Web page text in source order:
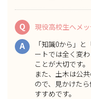
Q 現役高校生へメ
A
「知識0から」
ートでは全く変
ことが大切です。
また、土木は公
ので、見かけた
すすめです。